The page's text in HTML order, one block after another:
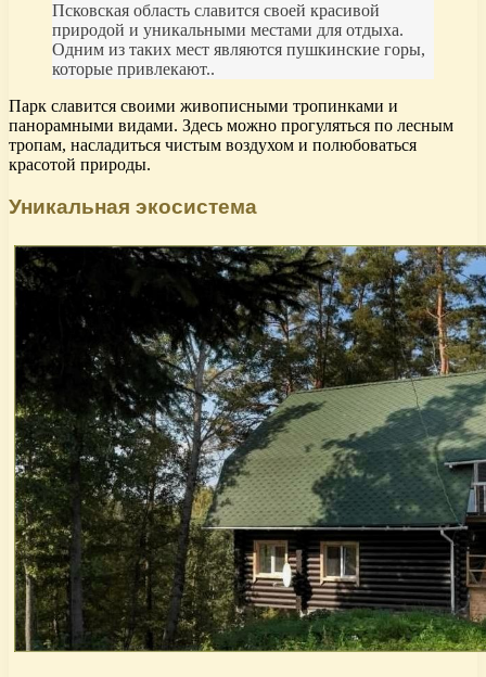
Псковская область славится своей красивой
природой и уникальными местами для отдыха.
Одним из таких мест являются пушкинские горы,
которые привлекают..
Парк славится своими живописными тропинками и
панорамными видами. Здесь можно прогуляться по лесным
тропам, насладиться чистым воздухом и полюбоваться
красотой природы.
Уникальная экосистема